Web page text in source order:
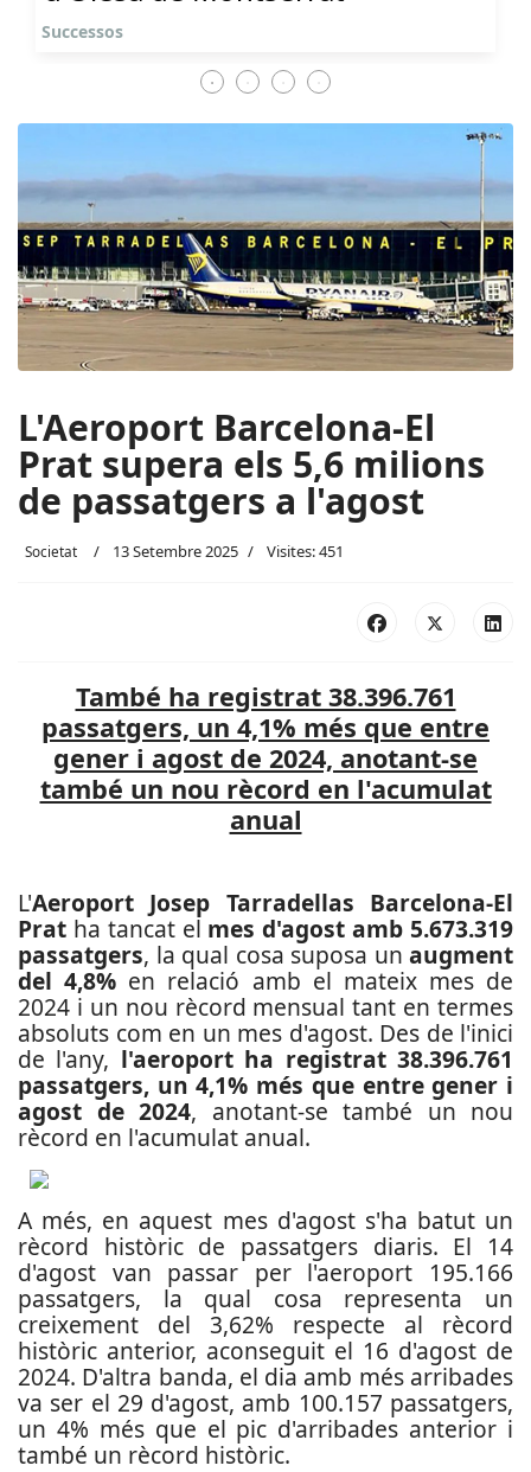
Successos
L'Aeroport Barcelona-El
Prat supera els 5,6 milions
de passatgers a l'agost
Societat 13 Setembre 2025 Visites: 451
També ha registrat 38.396.761
passatgers, un 4,1% més que entre
gener i agost de 2024, anotant-se
també un nou rècord en l'acumulat
anual
L'Aeroport Josep Tarradellas Barcelona-El
Prat ha tancat el mes d'agost amb 5.673.319
passatgers, la qual cosa suposa un augment
del 4,8% en relació amb el mateix mes de
2024 i un nou rècord mensual tant en termes
absoluts com en un mes d'agost. Des de l'inici
de l'any, l'aeroport ha registrat 38.396.761
passatgers, un 4,1% més que entre gener i
agost de 2024, anotant-se també un nou
rècord en l'acumulat anual.
A més, en aquest mes d'agost s'ha batut un
rècord històric de passatgers diaris. El 14
d'agost van passar per l'aeroport 195.166
passatgers, la qual cosa representa un
creixement del 3,62% respecte al rècord
històric anterior, aconseguit el 16 d'agost de
2024. D'altra banda, el dia amb més arribades
va ser el 29 d'agost, amb 100.157 passatgers,
un 4% més que el pic d'arribades anterior i
també un rècord històric.